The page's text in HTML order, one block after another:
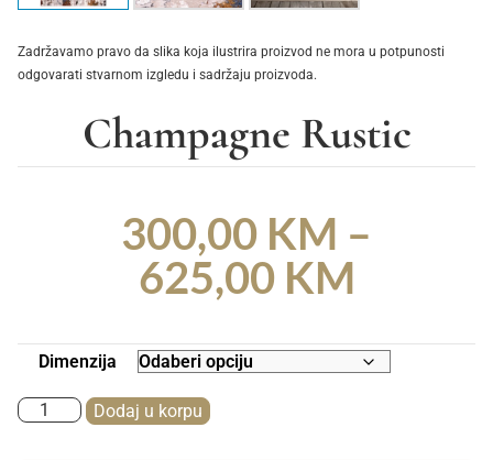
Zadržavamo pravo da slika koja ilustrira proizvod ne mora u potpunosti
odgovarati stvarnom izgledu i sadržaju proizvoda.
Champagne Rustic
300,00 KM –
625,00 KM
Dimenzija
Dodaj u korpu